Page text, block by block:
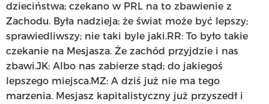
dzieciństwa; czekano w PRL na to zbawienie z
Zachodu. Była nadzieja; że świat może być lepszy;
sprawiedliwszy; nie taki byle jaki.RR: To było takie
czekanie na Mesjasza. Że zachód przyjdzie i nas
zbawi.JK: Albo nas zabierze stąd; do jakiegoś
lepszego miejsca.MZ: A dziś już nie ma tego
marzenia. Mesjasz kapitalistyczny już przyszedł i